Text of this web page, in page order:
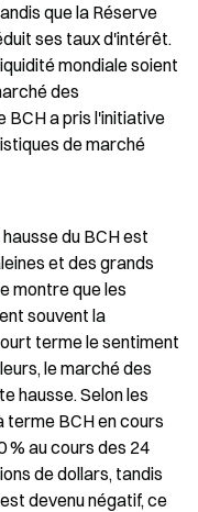
que la Réserve
ses taux d'intérêt.
mondiale soient
des
BCH a pris l'initiative
de marché
du BCH est
et des grands
montre que les
souvent la
terme le sentiment
le marché des
hausse. Selon les
terme BCH en cours
% au cours des 24
de dollars, tandis
devenu négatif, ce